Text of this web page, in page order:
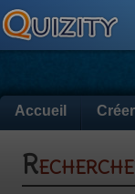
Accueil Créer